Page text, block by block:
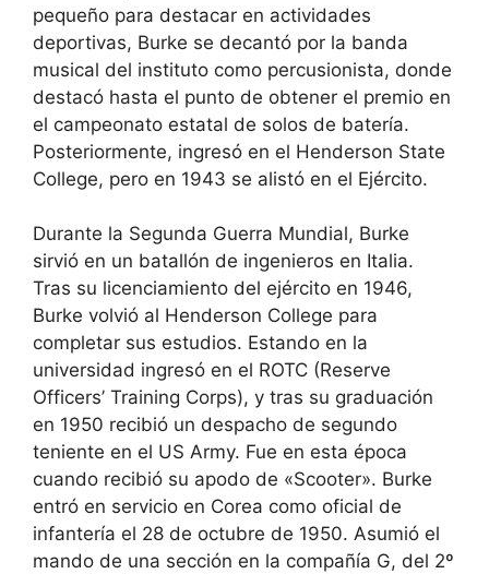
pequeño para destacar en actividades
deportivas, Burke se decantó por la banda
musical del instituto como percusionista, donde
destacó hasta el punto de obtener el premio en
el campeonato estatal de solos de batería.
Posteriormente, ingresó en el Henderson State
College, pero en 1943 se alistó en el Ejército.
Durante la Segunda Guerra Mundial, Burke
sirvió en un batallón de ingenieros en Italia.
Tras su licenciamiento del ejército en 1946,
Burke volvió al Henderson College para
completar sus estudios. Estando en la
universidad ingresó en el ROTC (Reserve
Officers’ Training Corps), y tras su graduación
en 1950 recibió un despacho de segundo
teniente en el US Army. Fue en esta época
cuando recibió su apodo de «Scooter». Burke
entró en servicio en Corea como oficial de
infantería el 28 de octubre de 1950. Asumió el
mando de una sección en la compañía G, del 2º